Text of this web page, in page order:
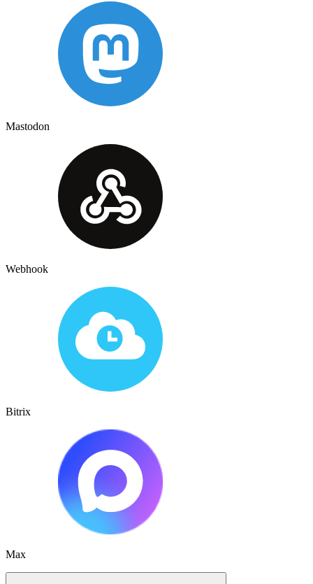
Mastodon
Webhook
Bitrix
Max